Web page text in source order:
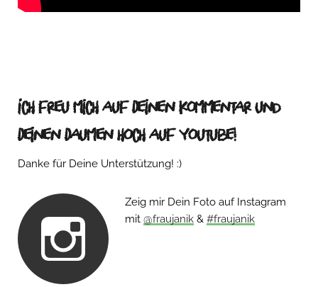
Ich freu mich auf Deinen Kommentar und
Deinen Daumen hoch auf Youtube!
Danke für Deine Unterstützung! :)
Zeig mir Dein Foto auf Instagram
mit @fraujanik& #fraujanik